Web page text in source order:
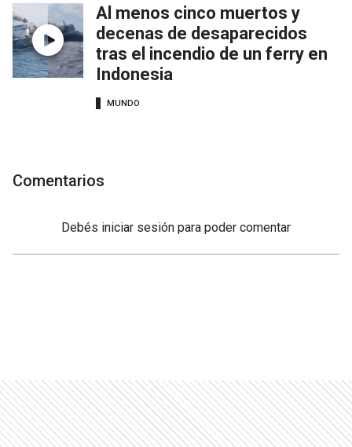
Al menos cinco muertos y
decenas de desaparecidos
tras el incendio de un ferry en
Indonesia
MUNDO
Comentarios
Debés iniciar sesión para poder comentar